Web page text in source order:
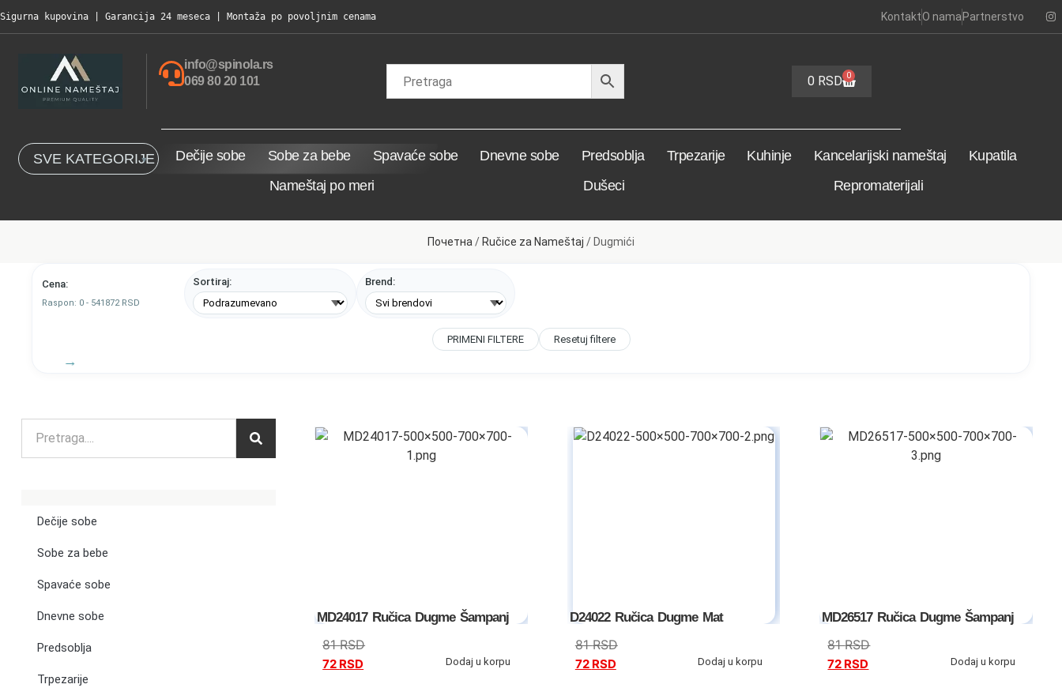
Sigurna kupovina | Garancija 24 meseca | Montaža po povoljnim cenama KontaktO namaPartnerstvo
info@spinola.rs
069 80 20 101
0 RSD 0
SVE KATEGORIJE Dečije sobe Sobe za bebe Spavaće sobe Dnevne sobe Predsoblja Trpezarije Kuhinje Kancelarijski nameštaj
Kupatila
Nameštaj po meri
Dušeci Repromaterijali
Почетна/ Ručice za Nameštaj / Dugmići
Cena:
Raspon: 0 - 541872RSD
Sortiraj: Brend:
PRIMENI FILTERE Resetuj filtere
Dečije sobe
Sobe za bebe
Spavaće sobe
Dnevne sobe
Predsoblja
Trpezarije
MD24017 Ručica Dugme Šampanj
81RSD
72 RSD Dodaj u korpu
D24022 Ručica Dugme Mat
81RSD
72 RSD Dodaj u korpu
MD26517 Ručica Dugme Šampanj
81RSD
72 RSD Dodaj u korpu